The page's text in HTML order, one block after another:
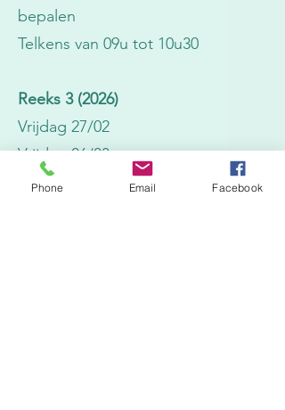
bepalen
​Telkens van 09u tot 10u30
Reeks 3 (2026)
Vrijdag 27/02
Vrijdag 06/03
Vrijdag 13/03
Phone Email Facebook